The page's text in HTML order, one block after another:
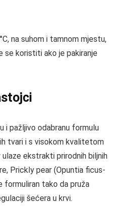
na suhom i tamnom mjestu,
se koristiti ako je pakiranje
i pažljivo odabranu formulu
tvari i s visokom kvalitetom
ekstrakti prirodnih biljnih
Prickly pear (Opuntia ficus-
formuliran tako da pruža
šećera u krvi.